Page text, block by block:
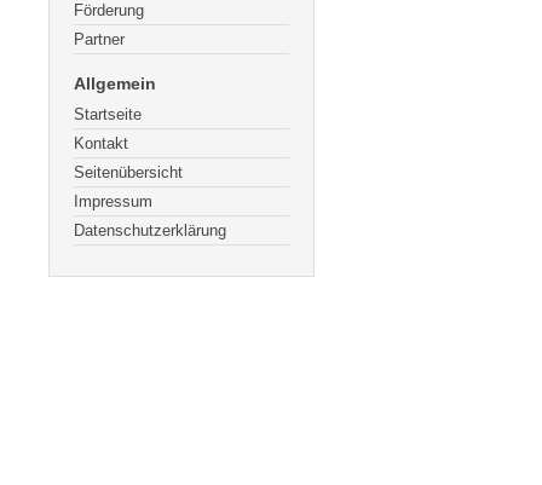
Förderung
Partner
Allgemein
Startseite
Kontakt
Seitenübersicht
Impressum
Datenschutzerklärung